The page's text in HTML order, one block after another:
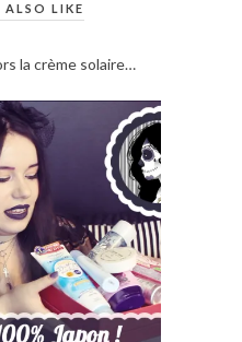
LIKE
la crème solaire…